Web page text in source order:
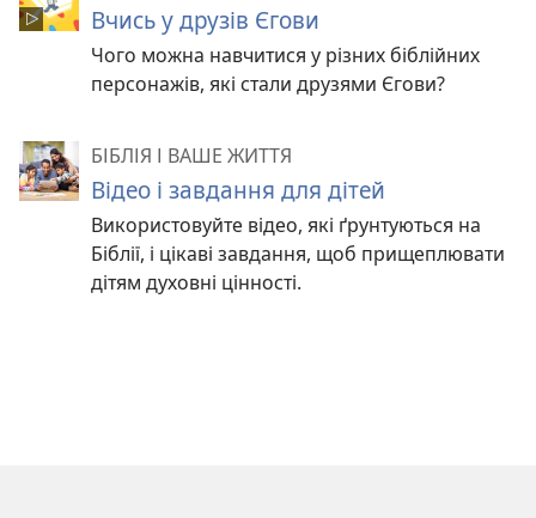
Вчись у друзів Єгови
Чого можна навчитися у різних біблійних
персонажів, які стали друзями Єгови?
БІБЛІЯ І ВАШЕ ЖИТТЯ
Відео і завдання для дітей
Використовуйте відео, які ґрунтуються на
Біблії, і цікаві завдання, щоб прищеплювати
дітям духовні цінності.